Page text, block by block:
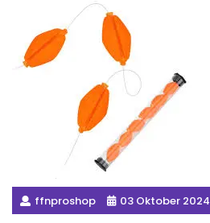
ffnproshop 03 Oktober 2024